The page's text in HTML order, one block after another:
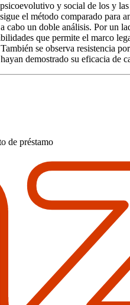
y social de los y
el método comparado para
un doble análisis. Por un
que permite el marco
se observa resistencia
demostrado su eficacia
de préstamo